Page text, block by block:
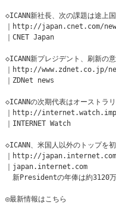
◇ICANN新社長、次の課題は途上
｜http://japan.cnet.com/
｜CNET Japan
◇ICANN新プレジデント、刷新の
｜http://www.zdnet.co.jp/
｜ZDNet news
◇ICANNの次期代表はオーストラ
｜http://
｜INTERNET Watch
◇ICANN、米国人以外のトップを
｜http://
｜japan.internet.com
新Presidentの年俸は約3120
◎最新情報はこちら